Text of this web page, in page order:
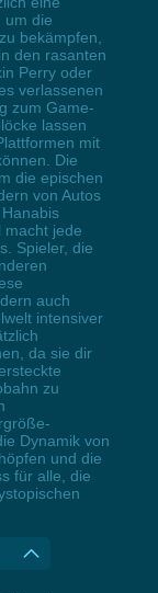
um die
bekämpfen,
den rasanten
Perry oder
verlassenen
zum Game-
lassen
mit
Die
die epischen
von Autos
macht jede
Spieler, die
auch
intensiver
da sie dir
zu
Dynamik von
und die
für alle, die